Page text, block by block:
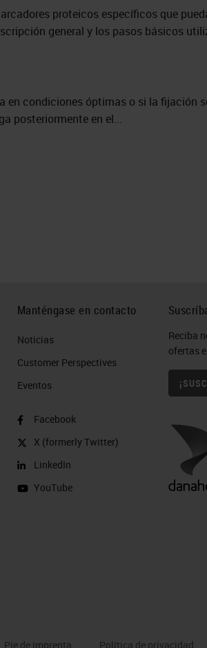
proteicos específicos que
general y los pasos básicos
condiciones óptimas o si la fijación
posteriormente en el...
Manténgase en contacto
Noticias
Customer Perspectives​
Eventos
Facebook
X (formerly Twitter)
LinkedIn
YouTube
Reciba
ofertas
Pie de imprenta Política de privacidad